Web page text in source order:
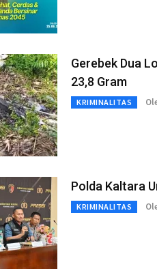
Gerebek Dua
23,8 Gram
KRIMINALITAS
Polda Kaltara
KRIMINALITAS